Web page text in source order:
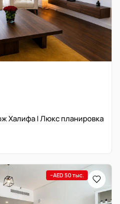
Халифа | Люкс планировка
−AED 50 тыс.